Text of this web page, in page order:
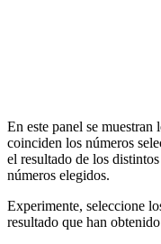
En este panel se muestran
coinciden los números
el resultado de los
números elegidos.
Experimente, seleccione
resultado que han obtenido